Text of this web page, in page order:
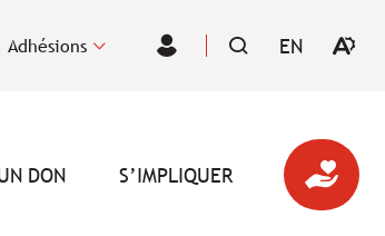
Adhésions
Espace
EN
VISITER
:
ENGLISH.
Ouvrir
DON S’IMPLIQUER